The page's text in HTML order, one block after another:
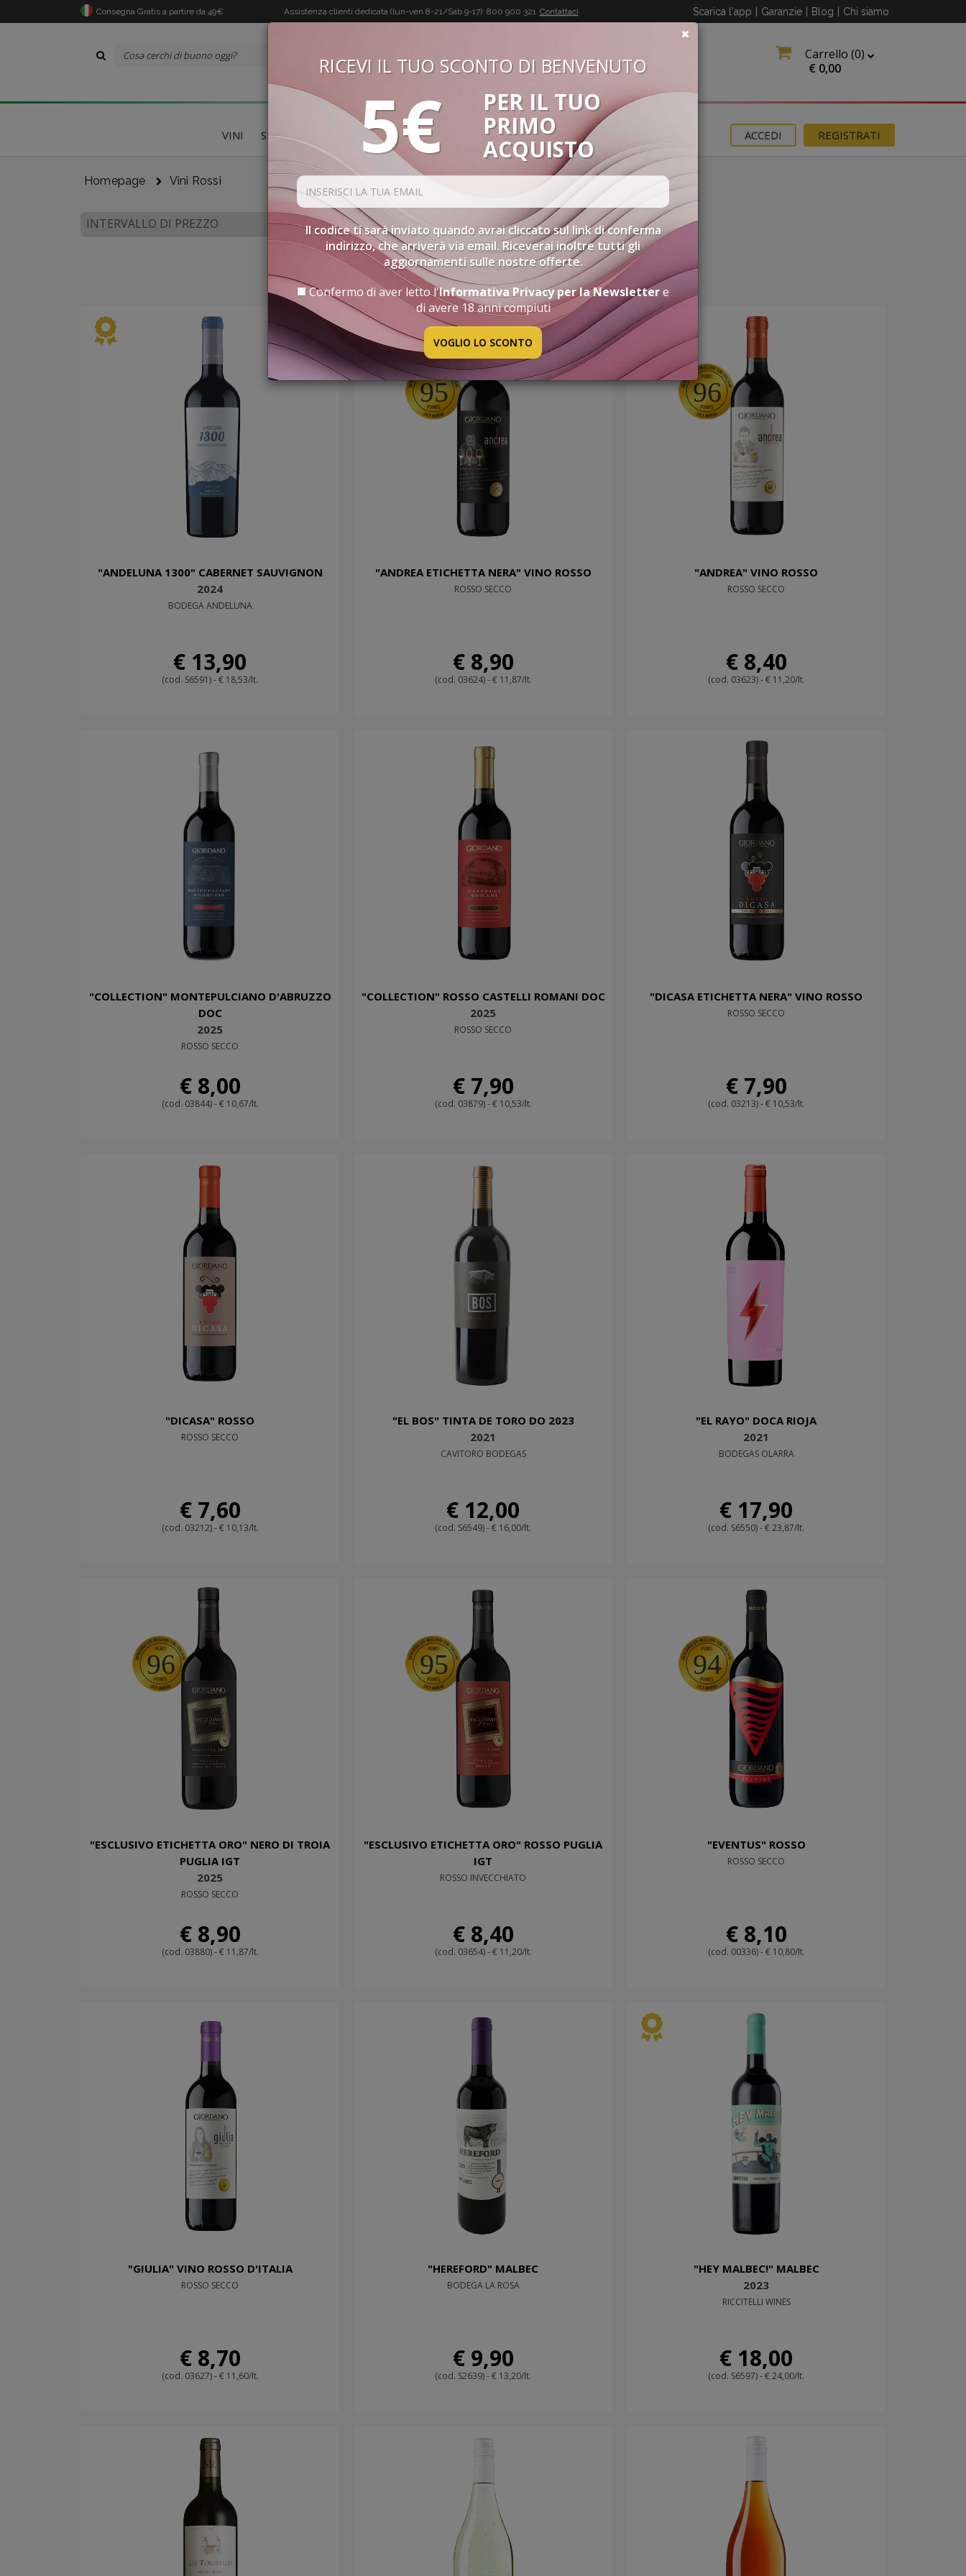
Consegna Gratis a partire da 49€ Assistenza clienti dedicata (lun-ven 8-21/Sab 9-17): 800 900 321 Contattaci Scarica l'app Garanzie Blog Chi siamo
Carrello (0)
€ 0,00
BUON VINO, BUONA VITA
VINI SPECIALITÀ CONFEZIONI SPIRITS ACCESSORI GIFT CARD REGISTRATI
ACCEDI
Homepage Vini Rossi
INTERVALLO DI PREZZO ORDINAMENTO
VINI ROSSI
"ANDELUNA 1300" CABERNET SAUVIGNON
2024
BODEGA ANDELUNA
€ 13,90
(cod. S6591) - € 18,53/lt.
95
"ANDREA ETICHETTA NERA" VINO ROSSO
ROSSO SECCO
€ 8,90
(cod. 03624) - € 11,87/lt.
96
"ANDREA" VINO ROSSO
ROSSO SECCO
€ 8,40
(cod. 03623) - € 11,20/lt.
"COLLECTION" MONTEPULCIANO D'ABRUZZO
DOC
2025
ROSSO SECCO
€ 8,00
(cod. 03844) - € 10,67/lt.
"COLLECTION" ROSSO CASTELLI ROMANI DOC
2025
ROSSO SECCO
€ 7,90
(cod. 03879) - € 10,53/lt.
"DICASA ETICHETTA NERA" VINO ROSSO
ROSSO SECCO
€ 7,90
(cod. 03213) - € 10,53/lt.
"DICASA" ROSSO
ROSSO SECCO
€ 7,60
(cod. 03212) - € 10,13/lt.
"EL BOS" TINTA DE TORO DO 2023
2021
CAVITORO BODEGAS
€ 12,00
(cod. S6549) - € 16,00/lt.
"EL RAYO" DOCA RIOJA
2021
BODEGAS OLARRA
€ 17,90
(cod. S6550) - € 23,87/lt.
96
"ESCLUSIVO ETICHETTA ORO" NERO DI TROIA
PUGLIA IGT
2025
ROSSO SECCO
€ 8,90
(cod. 03880) - € 11,87/lt.
95
"ESCLUSIVO ETICHETTA ORO" ROSSO PUGLIA
IGT
ROSSO INVECCHIATO
€ 8,40
(cod. 03654) - € 11,20/lt.
94
"EVENTUS" ROSSO
ROSSO SECCO
€ 8,10
(cod. 00336) - € 10,80/lt.
"GIULIA" VINO ROSSO D'ITALIA
ROSSO SECCO
€ 8,70
(cod. 03627) - € 11,60/lt.
"HEREFORD" MALBEC
BODEGA LA ROSA
€ 9,90
(cod. S2639) - € 13,20/lt.
"HEY MALBEC!" MALBEC
2023
RICCITELLI WINES
€ 18,00
(cod. S6597) - € 24,00/lt.
RICEVI IL TUO SCONTO DI BENVENUTO
5€
PER IL TUO
PRIMO
ACQUISTO
Il codice ti sarà inviato quando avrai cliccato sul link di conferma
indirizzo, che arriverà via email. Riceverai inoltre tutti gli
aggiornamenti sulle nostre offerte.
Confermo di aver letto l'Informativa Privacy per la Newslettere
di avere 18 anni compiuti
VOGLIO LO SCONTO